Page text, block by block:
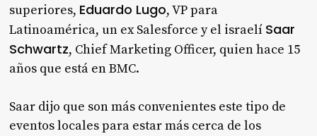
superiores, Eduardo Lugo, VP para
Latinoamérica, un ex Salesforce y el israelí Saar
Schwartz, Chief Marketing Officer, quien hace 15
años que está en BMC.
Saar dijo que son más convenientes este tipo de
eventos locales para estar más cerca de los